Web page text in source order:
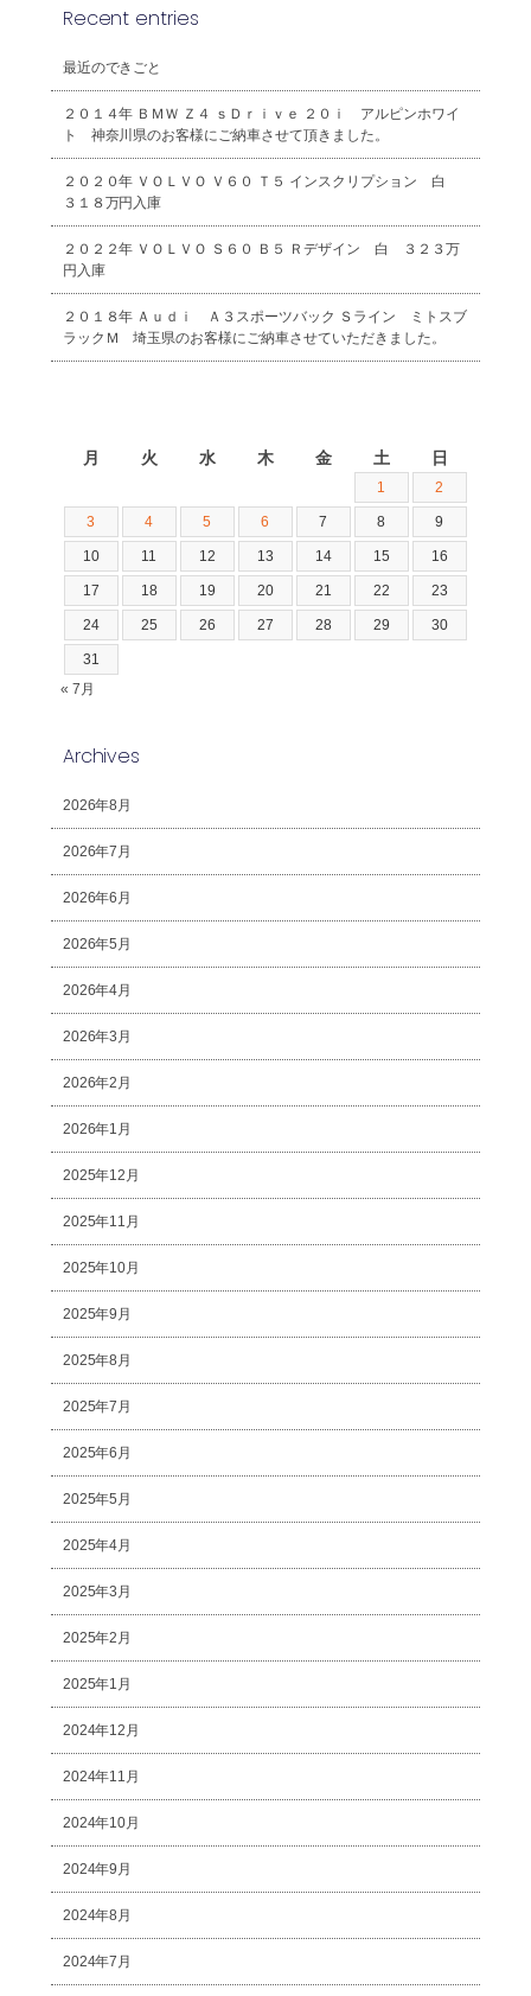
Recent entries
最近のできごと
２０１４年 ＢＭＷ Ｚ４ ｓＤｒｉｖｅ ２０ｉ アルピンホワイ
ト 神奈川県のお客様にご納車させて頂きました。
２０２０年 ＶＯＬＶＯ Ｖ６０ Ｔ５ インスクリプション 白
３１８万円入庫
２０２２年 ＶＯＬＶＯ Ｓ６０ Ｂ５ Ｒデザイン 白 ３２３万
円入庫
２０１８年 Ａｕｄｉ Ａ３スポーツバック Ｓライン ミトスブ
ラックＭ 埼玉県のお客様にご納車させていただきました。
月 火 水 木 金 土 日
1 2
3 4 5 6 7 8 9
10 11 12 13 14 15 16
17 18 19 20 21 22 23
24 25 26 27 28 29 30
31
« 7月
Archives
2026年8月
2026年7月
2026年6月
2026年5月
2026年4月
2026年3月
2026年2月
2026年1月
2025年12月
2025年11月
2025年10月
2025年9月
2025年8月
2025年7月
2025年6月
2025年5月
2025年4月
2025年3月
2025年2月
2025年1月
2024年12月
2024年11月
2024年10月
2024年9月
2024年8月
2024年7月